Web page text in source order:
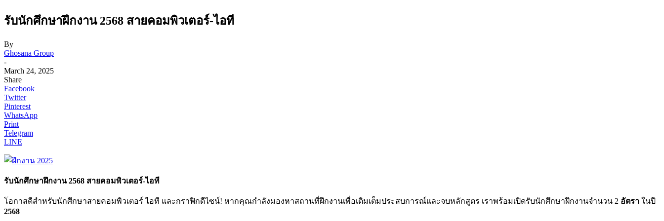
รับนักศึกษาฝึกงาน 2568 สายคอมพิวเตอร์-ไอที
By
Ghosana Group
-
March 24, 2025
Share
Facebook
Twitter
Pinterest
WhatsApp
Print
Telegram
LINE
รับนักศึกษาฝึกงาน 2568 สายคอมพิวเตอร์-ไอที
โอกาสดีสำหรับนักศึกษาสายคอมพิวเตอร์ ไอที และกราฟิกดีไซน์! หากคุณกำลังมองหาสถานที่ฝึกงานเพื่อเติมเต็มประสบการณ์และจบหลักสูตร เราพร้อมเปิดรับนักศึกษาฝึกงานจำนวน 2 อัตรา ในปี
2568